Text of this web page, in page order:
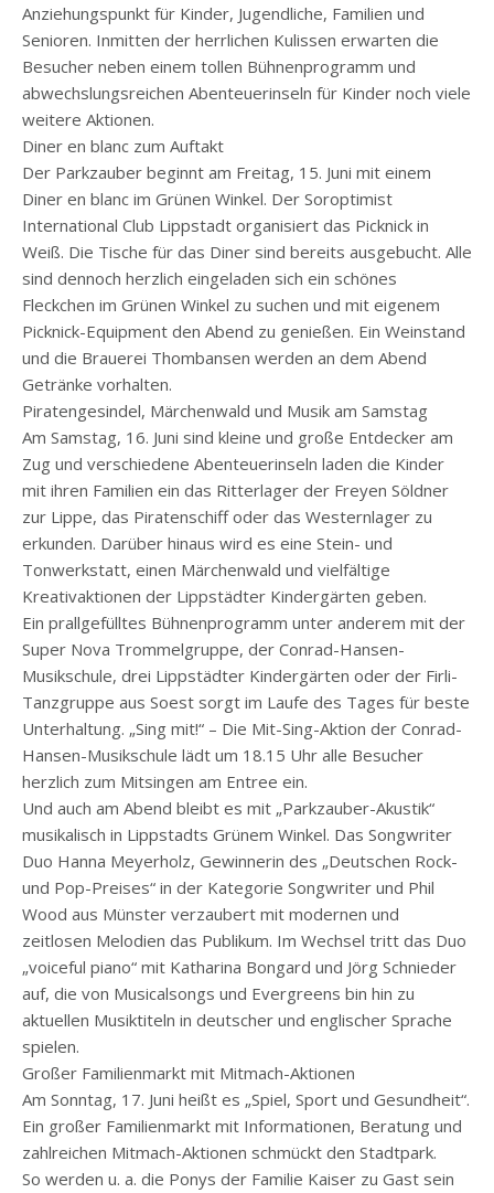
Anziehungspunkt für Kinder, Jugendliche, Familien und
Senioren. Inmitten der herrlichen Kulissen erwarten die
Besucher neben einem tollen Bühnenprogramm und
abwechslungsreichen Abenteuerinseln für Kinder noch viele
weitere Aktionen.
Diner en blanc zum Auftakt
Der Parkzauber beginnt am Freitag, 15. Juni mit einem
Diner en blanc im Grünen Winkel. Der Soroptimist
International Club Lippstadt organisiert das Picknick in
Weiß. Die Tische für das Diner sind bereits ausgebucht. Alle
sind dennoch herzlich eingeladen sich ein schönes
Fleckchen im Grünen Winkel zu suchen und mit eigenem
Picknick-Equipment den Abend zu genießen. Ein Weinstand
und die Brauerei Thombansen werden an dem Abend
Getränke vorhalten.
Piratengesindel, Märchenwald und Musik am Samstag
Am Samstag, 16. Juni sind kleine und große Entdecker am
Zug und verschiedene Abenteuerinseln laden die Kinder
mit ihren Familien ein das Ritterlager der Freyen Söldner
zur Lippe, das Piratenschiff oder das Westernlager zu
erkunden. Darüber hinaus wird es eine Stein- und
Tonwerkstatt, einen Märchenwald und vielfältige
Kreativaktionen der Lippstädter Kindergärten geben.
Ein prallgefülltes Bühnenprogramm unter anderem mit der
Super Nova Trommelgruppe, der Conrad-Hansen-
Musikschule, drei Lippstädter Kindergärten oder der Firli-
Tanzgruppe aus Soest sorgt im Laufe des Tages für beste
Unterhaltung. „Sing mit!“ – Die Mit-Sing-Aktion der Conrad-
Hansen-Musikschule lädt um 18.15 Uhr alle Besucher
herzlich zum Mitsingen am Entree ein.
Und auch am Abend bleibt es mit „Parkzauber-Akustik“
musikalisch in Lippstadts Grünem Winkel. Das Songwriter
Duo Hanna Meyerholz, Gewinnerin des „Deutschen Rock-
und Pop-Preises“ in der Kategorie Songwriter und Phil
Wood aus Münster verzaubert mit modernen und
zeitlosen Melodien das Publikum. Im Wechsel tritt das Duo
„voiceful piano“ mit Katharina Bongard und Jörg Schnieder
auf, die von Musicalsongs und Evergreens bin hin zu
aktuellen Musiktiteln in deutscher und englischer Sprache
spielen.
Großer Familienmarkt mit Mitmach-Aktionen
Am Sonntag, 17. Juni heißt es „Spiel, Sport und Gesundheit“.
Ein großer Familienmarkt mit Informationen, Beratung und
zahlreichen Mitmach-Aktionen schmückt den Stadtpark.
So werden u. a. die Ponys der Familie Kaiser zu Gast sein